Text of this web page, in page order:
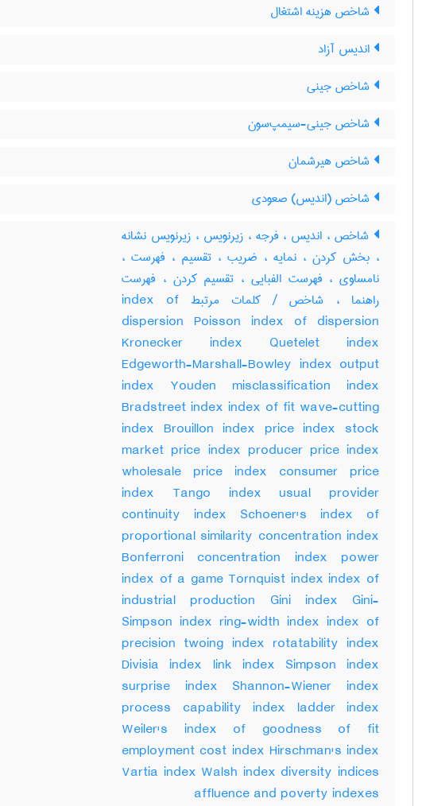
شاخص هزینه اشتغال
اندیس آزاد
شاخص جینی
شاخص جینی-سیمپ‌سون
شاخص هیرشمان
شاخص (اندیس) صعودی
شاخص ، اندیس ، فرجه ، زیرنویس ، زیرنویس نشانه
، بخش کردن ، نمایه ، ضریب ، تقسیم ، فهرست ،
نامساوی ، فهرست الفبایی ، تقسیم کردن ، فهرست
راهنما ، شاخص / کلمات مرتبط index of
dispersion Poisson index of dispersion
Kronecker index Quetelet index
Edgeworth-Marshall-Bowley index output
index Youden misclassification index
Bradstreet index index of fit wave-cutting
index Brouillon index price index stock
market price index producer price index
wholesale price index consumer price
index Tango index usual provider
continuity index Schoener's index of
proportional similarity concentration index
Bonferroni concentration index power
index of a game Tornquist index index of
industrial production Gini index Gini-
Simpson index ring-width index index of
precision twoing index rotatability index
Divisia index link index Simpson index
surprise index Shannon-Wiener index
process capability index ladder index
Weiler's index of goodness of fit
employment cost index Hirschman's index
Vartia index Walsh index diversity indices
affluence and poverty indexes